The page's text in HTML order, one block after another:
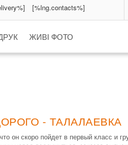
[%lng.contacts%]
ЖИВІ ФОТО
- ТАЛАЛАЕВКА
он скоро пойдет в первый класс и